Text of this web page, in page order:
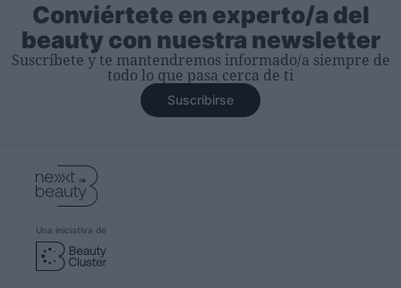
Conviértete en experto/a del
beauty con nuestra newsletter
Suscríbete y te mantendremos informado/a siempre de
todo lo que pasa cerca de ti
Suscribirse
Una iniciativa de